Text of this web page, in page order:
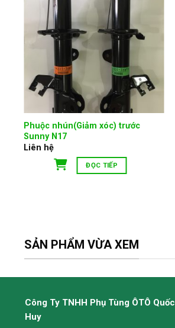
Phuộc nhún(Giảm xóc) trước
Sunny N17
Liên hệ
ĐỌC TIẾP
SẢN PHẨM VỪA XEM
Công Ty TNHH Phụ Tùng ÔTÔ Quốc
Huy